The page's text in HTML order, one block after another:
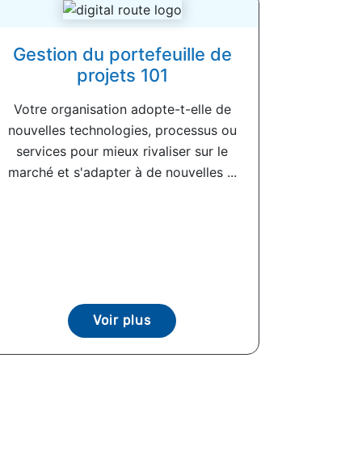
Gestion du portefeuille de
projets 101
Votre organisation adopte-t-elle de
nouvelles technologies, processus ou
services pour mieux rivaliser sur le
marché et s'adapter à de nouvelles ...
Voir plus